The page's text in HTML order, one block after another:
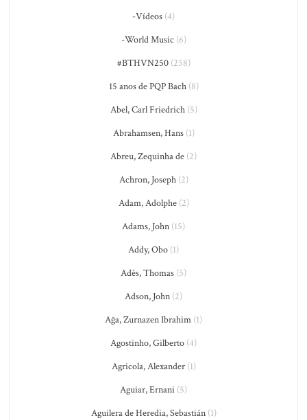
-Vídeos (4)
-World Music (6)
#BTHVN250(258)
15 anos de PQP Bach(8)
Abel, Carl Friedrich(5)
Abrahamsen, Hans(1)
Abreu, Zequinha de (2)
Achron, Joseph(2)
Adam, Adolphe(2)
Adams, John (15)
Addy, Obo (1)
Adès, Thomas (5)
Adson, John (2)
Ağa, Zurnazen Ibrahim (1)
Agostinho, Gilberto (4)
Agricola, Alexander(1)
Aguiar, Ernani (5)
Aguilera de Heredia, Sebastián(1)